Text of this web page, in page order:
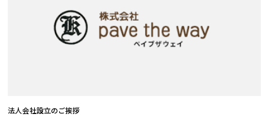
法人会社設立のご挨拶